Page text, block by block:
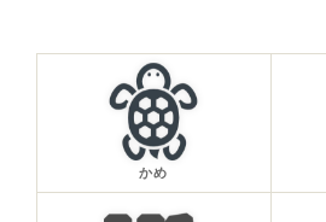
かめ